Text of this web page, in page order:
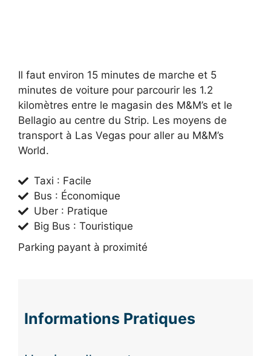
Il faut environ 15 minutes de marche et 5
minutes de voiture pour parcourir les 1.2
kilomètres entre le magasin des M&M’s et le
Bellagio au centre du Strip. Les moyens de
transport à Las Vegas pour aller au M&M’s
World.
Taxi : Facile
Bus : Économique
Uber : Pratique
Big Bus : Touristique
Parking payant à proximité
Informations Pratiques